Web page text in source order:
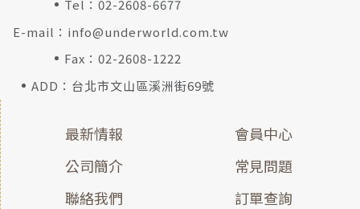
Tel：02-2608-6677
E-mail： info@underworld.com.tw
Fax：02-2608-1222
ADD：台北市文山區溪洲街69號
最新情報
公司簡介
聯絡我們
會員中心
常見問題
訂單查詢